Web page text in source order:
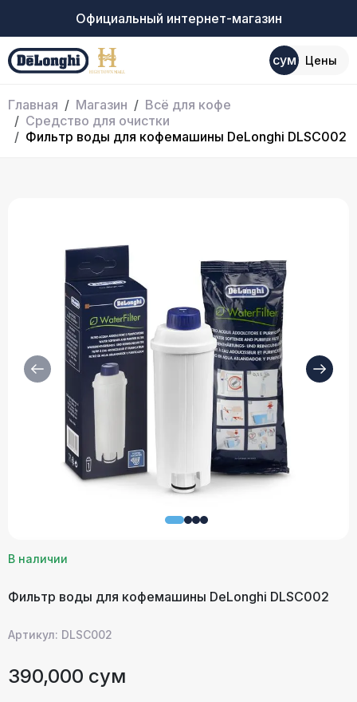
Официальный интернет-магазин
сум Цены
Главная Магазин
Всё для кофе
Средство для очистки
Фильтр воды для кофемашины DeLonghi DLSC002
В наличии
Фильтр воды для кофемашины DeLonghi DLSC002
Артикул: DLSC002
390,000 сум